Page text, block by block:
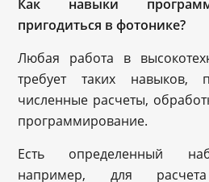
Как навыки
пригодиться в фотонике?
Любая работа в
требует таких
численные расчеты,
программирование.
Есть определенный
например, для расчета